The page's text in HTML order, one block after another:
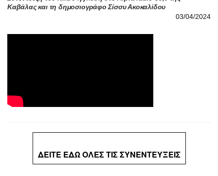
Καβάλας και τη δημοσιογράφο Σίσσυ Ακοκαλίδου
03/04/2024
ΔΕΙΤΕ ΕΔΩ ΟΛΕΣ ΤΙΣ ΣΥΝΕΝΤΕΥΞΕΙΣ